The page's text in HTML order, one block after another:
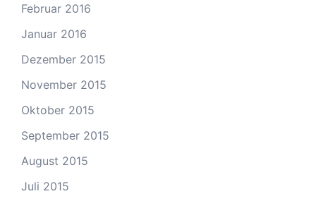
Februar 2016
Januar 2016
Dezember 2015
November 2015
Oktober 2015
September 2015
August 2015
Juli 2015